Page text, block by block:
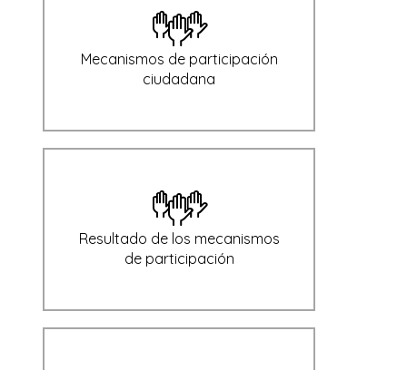
Mecanismos de participación
ciudadana
Resultado de los mecanismos
de participación